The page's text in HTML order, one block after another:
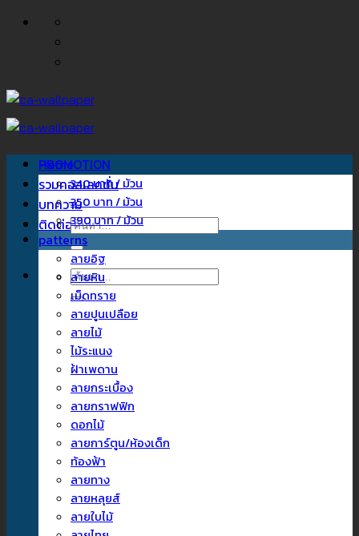
ข้าม
Home
รวมคอลเลคชั่น
บทความ
ติดต่อเรา
ค้นหา:
ค้นหา:
PROMOTION
340 บาท / ม้วน
350 บาท / ม้วน
390 บาท / ม้วน
patterns
ลายอิฐ
ลายหิน
เม็ดทราย
ลายปูนเปลือย
ลายไม้
ไม้ระแนง
ฝ้าเพดาน
ลายกระเบื้อง
ลายกราฟฟิก
ดอกไม้
ลายการ์ตูน/ห้องเด็ก
ท้องฟ้า
ลายทาง
ลายหลุยส์
ลายใบไม้